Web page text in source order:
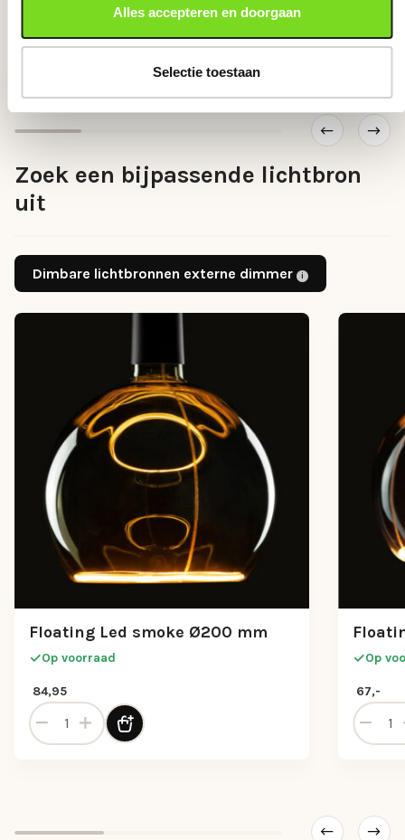
Alles accepteren en doorgaan
Selectie toestaan
Hanglamp Riva 3L rond platinum aantal
Zoek een bijpassende lichtbron
uit
Dimbare lichtbronnen externe dimmer
Floating Led smoke Ø200 mm
Op voorraad
84,95
Floating Led smoke Ø200 mm aantal
Op
67,-